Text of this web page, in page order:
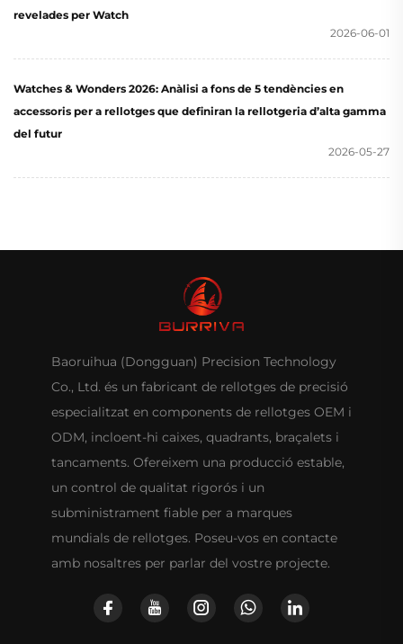
revelades per Watch
2026-06-01
Watches & Wonders 2026: Anàlisi a fons de 5 tendències en
accessoris per a rellotges que definiran la rellotgeria d’alta gamma
del futur
2026-05-27
Baoruihua (Dongguan) Precision Technology
Co., Ltd. és un fabricant de rellotges de precisió
especialitzat en components de rellotges OEM i
ODM, incloent-hi caixes, quadrants, braçalets i
tancaments. Ofereixem una producció estable,
un control de qualitat rigorós i un
subministrament fiable per a marques
mundials de rellotges. Poseu-vos en contacte
amb nosaltres per parlar del vostre projecte.